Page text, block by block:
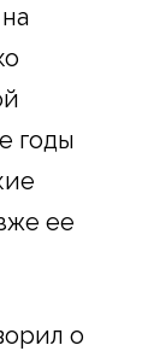
годы
ее
о